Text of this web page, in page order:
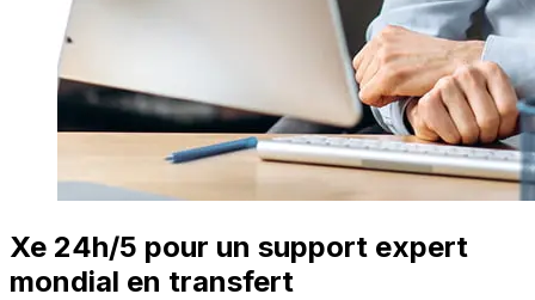
Xe 24h/5 pour un support expert
mondial en transfert